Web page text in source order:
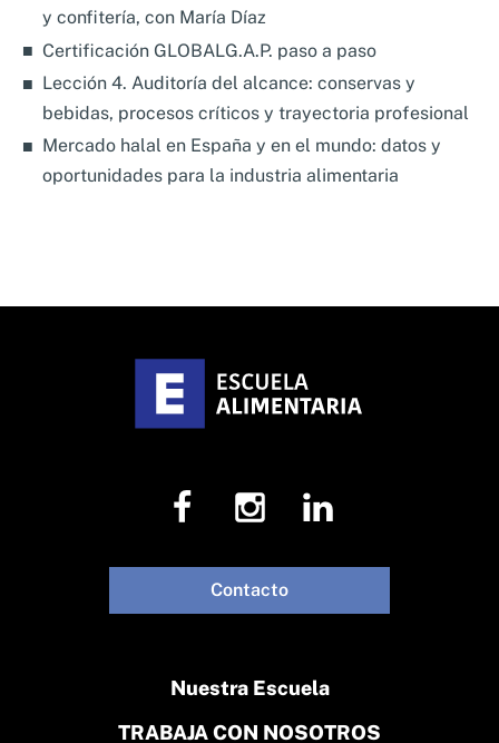
y confitería, con María Díaz
Certificación GLOBALG.A.P. paso a paso
Lección 4. Auditoría del alcance: conservas y
bebidas, procesos críticos y trayectoria profesional
Mercado halal en España y en el mundo: datos y
oportunidades para la industria alimentaria
Nuestra Escuela
TRABAJA CON NOSOTROS
Contacto